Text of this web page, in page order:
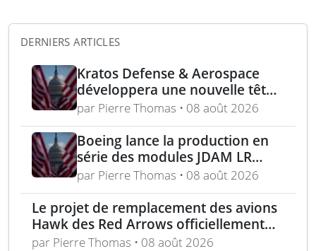
DERNIERS ARTICLES
Kratos Defense & Aerospace
développera une nouvelle tête
chercheuse pour les missiles
FGM-148 Javelin
par Pierre Thomas • 08 août 2026
Boeing lance la production en
série des modules JDAM LR
pour frappes de précision
longue portée
par Pierre Thomas • 08 août 2026
Le projet de remplacement des avions
Hawk des Red Arrows officiellement
lancé
par Pierre Thomas • 08 août 2026